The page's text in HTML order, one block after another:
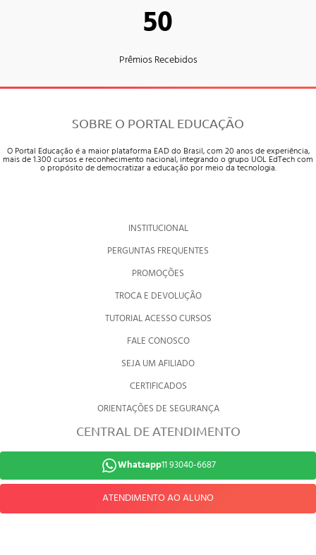
50
Prêmios Recebidos
SOBRE O PORTAL EDUCAÇÃO
O Portal Educação é a maior plataforma EAD do Brasil, com 20 anos de experiência,
mais de 1.300 cursos e reconhecimento nacional, integrando o grupo UOL EdTech com
o propósito de democratizar a educação por meio da tecnologia.
INSTITUCIONAL
PERGUNTAS FREQUENTES
PROMOÇÕES
TROCA E DEVOLUÇÃO
TUTORIAL ACESSO CURSOS
FALE CONOSCO
SEJA UM AFILIADO
CERTIFICADOS
ORIENTAÇÕES DE SEGURANÇA
CENTRAL DE ATENDIMENTO
Whatsapp11 93040-6687
ATENDIMENTO AO ALUNO